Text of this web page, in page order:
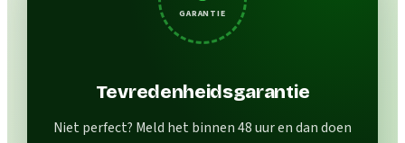
GARANTIE
Tevredenheidsgarantie
Niet perfect? Meld het binnen 48 uur en dan doen